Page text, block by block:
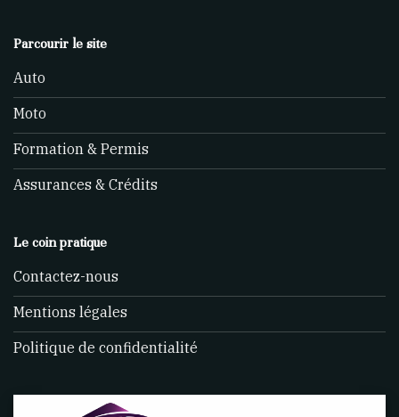
Parcourir le site
Auto
Moto
Formation & Permis
Assurances & Crédits
Le coin pratique
Contactez-nous
Mentions légales
Politique de confidentialité